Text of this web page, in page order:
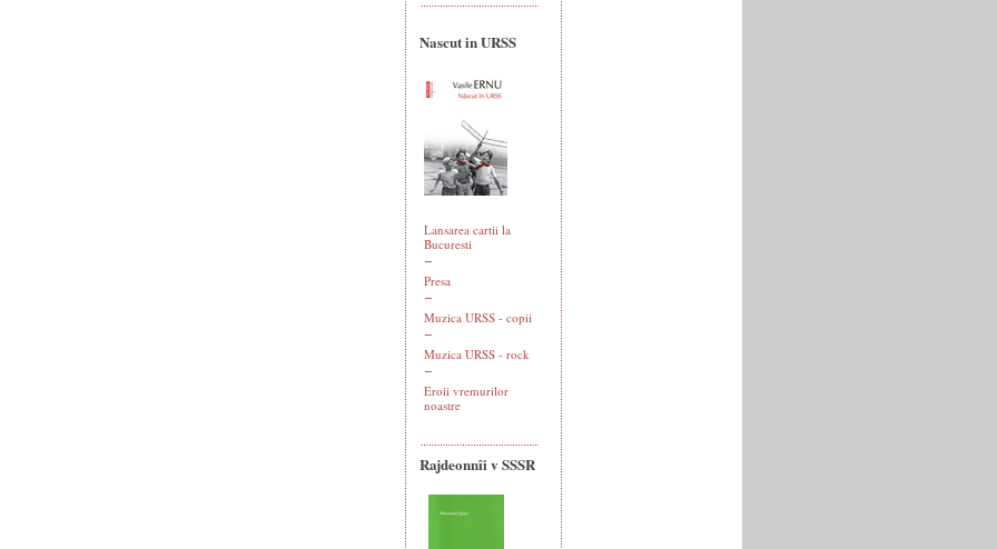
Nascut in URSS
Lansarea cartii la
Bucuresti
Presa
Muzica URSS - copii
Muzica URSS - rock
Eroii vremurilor
noastre
Rajdeonnîi v SSSR